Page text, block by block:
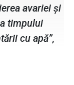
avariei și
timpului
cu apă”,